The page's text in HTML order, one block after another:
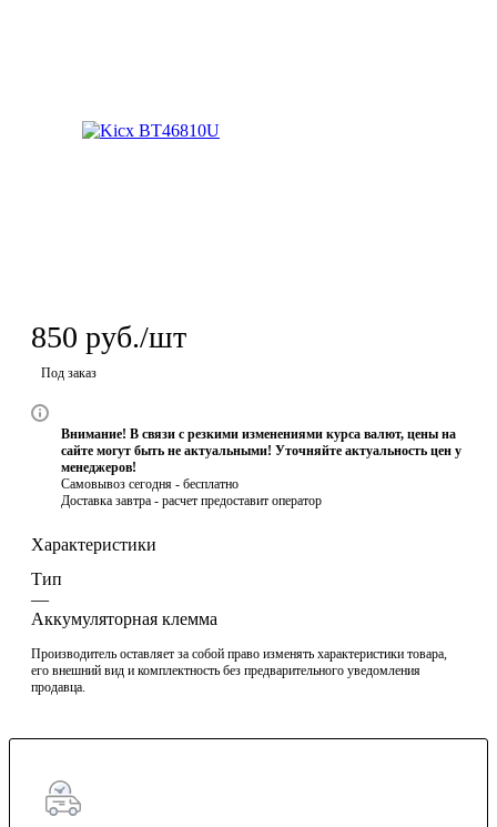
850 руб./шт
Под заказ
Внимание! В связи с резкими изменениями курса валют, цены на
сайте могут быть не актуальными! Уточняйте актуальность цен у
менеджеров!
Самовывоз сегодня - бесплатно
Доставка завтра - расчет предоставит оператор
Характеристики
Тип
—
Аккумуляторная клемма
Производитель оставляет за собой право изменять характеристики товара,
его внешний вид и комплектность без предварительного уведомления
продавца.